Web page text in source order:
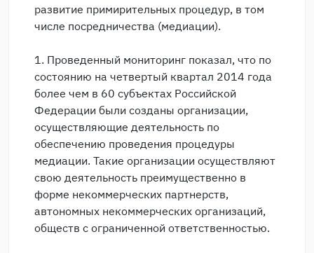
развитие примирительных процедур, в том
числе посредничества (медиации).
1. Проведенный мониторинг показал, что по
состоянию на четвертый квартал 2014 года
более чем в 60 субъектах Российской
Федерации были созданы организации,
осуществляющие деятельность по
обеспечению проведения процедуры
медиации. Такие организации осуществляют
свою деятельность преимущественно в
форме некоммерческих партнерств,
автономных некоммерческих организаций,
обществ с ограниченной ответственностью.